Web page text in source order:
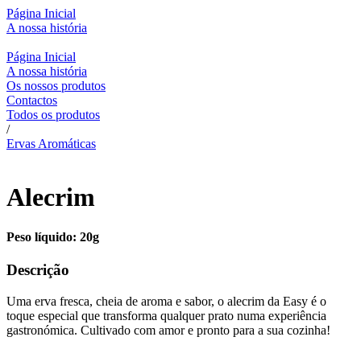
Página Inicial
A nossa história
Página Inicial
A nossa história
Os nossos produtos
Contactos
Todos os produtos
/
Ervas Aromáticas
Alecrim
Peso líquido: 20g
Descrição
Uma erva fresca, cheia de aroma e sabor, o alecrim da Easy é o
toque especial que transforma qualquer prato numa experiência
gastronómica. Cultivado com amor e pronto para a sua cozinha!